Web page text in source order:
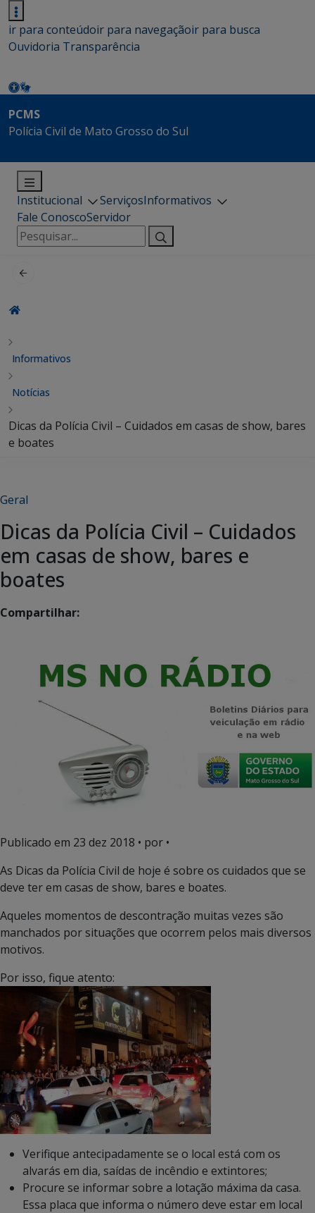
ir para conteúdoir para navegaçãoir para busca
Ouvidoria Transparência
PCMS
Polícia Civil de Mato Grosso do Sul
Institucional ServiçosInformativos
Fale ConoscoServidor
Pesquisar
por:
Informativos
Notícias
Dicas da Polícia Civil – Cuidados em casas de show, bares
e boates
Geral
Dicas da Polícia Civil – Cuidados
em casas de show, bares e
boates
Compartilhar:
Publicado em 23 dez 2018 • por •
As Dicas da Polícia Civil de hoje é sobre os cuidados que se
deve ter em casas de show, bares e boates.
Aqueles momentos de descontração muitas vezes são
manchados por situações que ocorrem pelos mais diversos
motivos.
Por isso, fique atento:
Verifique antecipadamente se o local está com os
alvarás em dia, saídas de incêndio e extintores;
Procure se informar sobre a lotação máxima da casa.
Essa placa que informa o número deve estar em local